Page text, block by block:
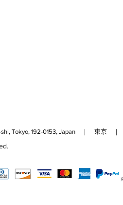
shi, Tokyo, 192-0153, Japan ｜ 東京 ｜